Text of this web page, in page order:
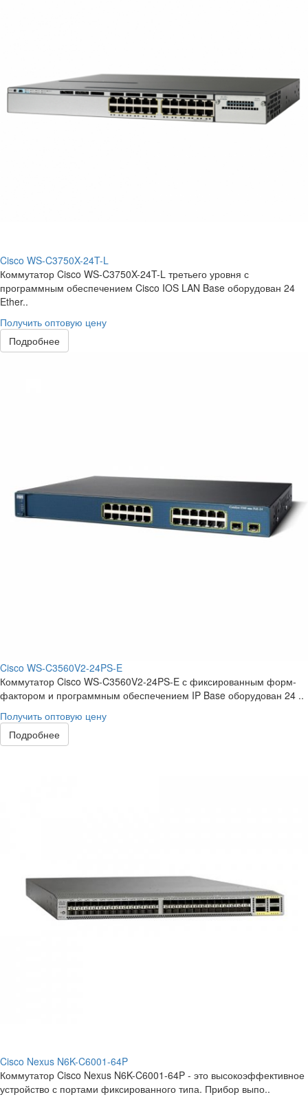
Cisco WS-C3750X-24T-L
Коммутатор Cisco WS-C3750X-24T-L третьего уровня с
программным обеспечением Cisco IOS LAN Base оборудован 24
Ether..
Получить оптовую цену
Подробнее
Cisco WS-C3560V2-24PS-E
Коммутатор Cisco WS-C3560V2-24PS-E с фиксированным форм-
фактором и программным обеспечением IP Base оборудован 24 ..
Получить оптовую цену
Подробнее
Cisco Nexus N6K-C6001-64P
Коммутатор Cisco Nexus N6K-C6001-64P - это высокоэффективное
устройство с портами фиксированного типа. Прибор выпо..